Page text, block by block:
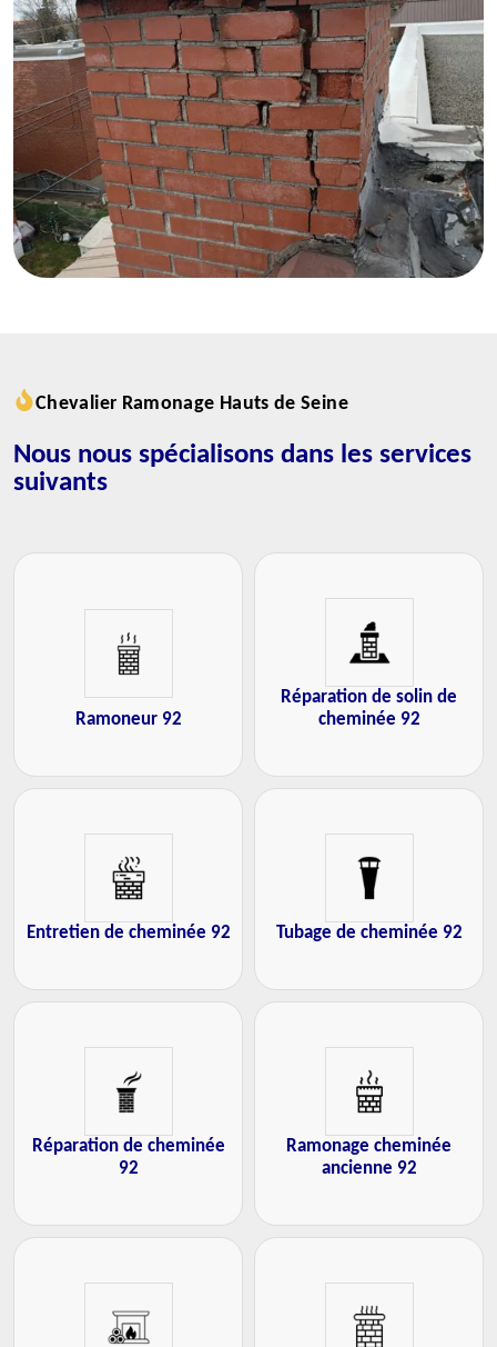
Chevalier Ramonage Hauts de Seine
Nous nous spécialisons dans les services
suivants
Ramoneur 92
Réparation de solin de
cheminée 92
Entretien de cheminée 92 Tubage de cheminée 92
Réparation de cheminée
92
Ramonage cheminée
ancienne 92